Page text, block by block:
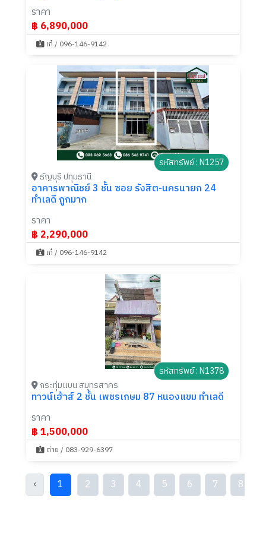
ราคา
฿ 6,890,000
เก๋ / 096-146-9142
รหัสทรัพย์ : N1257
ธัญบุรี ปทุมธานี
อาคารพาณิชย์ 3 ชั้น ซอย รังสิต-นครนายก 24
ทำเลดี ถูกมาก
ราคา
฿ 2,290,000
เก๋ / 096-146-9142
รหัสทรัพย์ : N1378
กระทุ่มแบน สมุทรสาคร
ทาวน์เฮ้าส์ 2 ชั้น เพชรเกษม 87 หนองแขม ทำเลดี
ราคา
฿ 1,500,000
ต่าย / 083-929-6397
‹ 1 2 3 4 5 6 7 8